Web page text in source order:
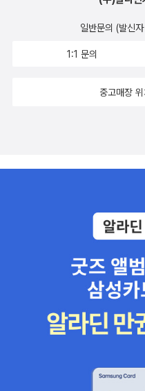
일반문의 (발신
1:1 문의
중고매장